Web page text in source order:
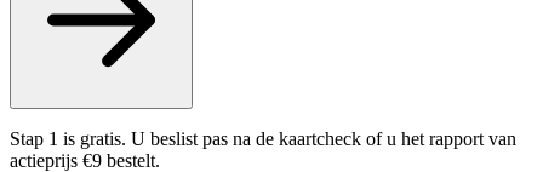
Stap 1 is gratis. U beslist pas na de kaartcheck of u het rapport van
actieprijs €9 bestelt.